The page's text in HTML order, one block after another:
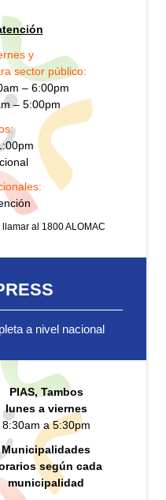
y
sector público:
– 6:00pm
– 5:00pm
al 1800 ALOMAC
a nivel nacional
PIAS, Tambos
lunes a viernes
8:30am a 5:30pm
Municipalidades
según cada
municipalidad